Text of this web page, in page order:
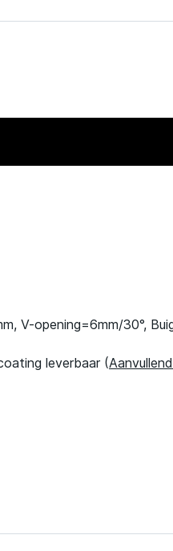
V-opening=6mm/30°,
leverbaar (